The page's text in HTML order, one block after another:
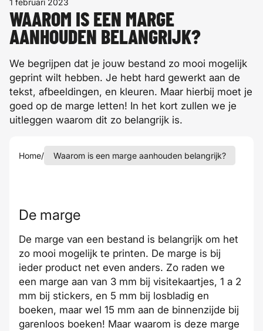
1 februari 2023
WAAROM IS EEN MARGE
AANHOUDEN BELANGRIJK?
We begrijpen dat je jouw bestand zo mooi mogelijk
geprint wilt hebben. Je hebt hard gewerkt aan de
tekst, afbeeldingen, en kleuren. Maar hierbij moet je
goed op de marge letten! In het kort zullen we je
uitleggen waarom dit zo belangrijk is.
Home/ Waarom is een marge aanhouden belangrijk?
De marge
De marge van een bestand is belangrijk om het
zo mooi mogelijk te printen. De marge is bij
ieder product net even anders. Zo raden we
een marge aan van 3 mm bij visitekaartjes, 1 a 2
mm bij stickers, en 5 mm bij losbladig en
boeken, maar wel 15 mm aan de binnenzijde bij
garenloos boeken! Maar waarom is deze marge